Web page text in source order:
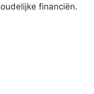
financiën.